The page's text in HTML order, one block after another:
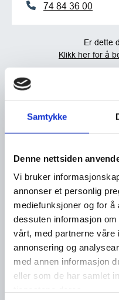
Samtykke
Denne nettsiden
Vi bruker
annonser et personlig
mediefunksjoner og for
dessuten informasjon
vårt, med partnerne våre
annonsering og
med annen informasjon
eller som de har samlet
74 84 36 00
Er dette
Klikk her for å